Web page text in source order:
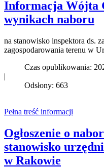
Informacja Wójta
wynikach naboru
na stanowisko inspektora ds.
zagospodarowania terenu w
Czas opublikowania:
|
Odsłony: 663
Pełna treść informacji
Ogłoszenie o
stanowisko
w Rakowie